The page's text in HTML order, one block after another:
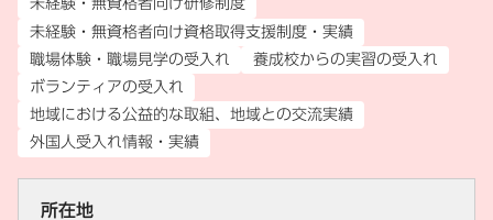
未経験・無資格者向け研修制度
未経験・無資格者向け資格取得支援制度・実績
職場体験・職場見学の受入れ
養成校からの実習の受入れ
ボランティアの受入れ
地域における公益的な取組、地域との交流実績
外国人受入れ情報・実績
所在地